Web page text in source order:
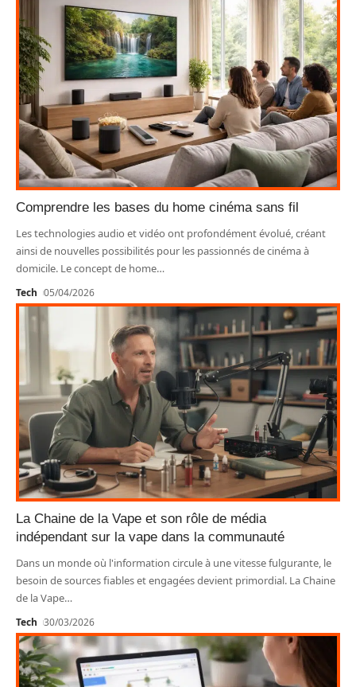
Comprendre les bases du home cinéma sans fil
Les technologies audio et vidéo ont profondément évolué, créant
ainsi de nouvelles possibilités pour les passionnés de cinéma à
domicile. Le concept de home…
Tech 05/04/2026
La Chaine de la Vape et son rôle de média
indépendant sur la vape dans la communauté
Dans un monde où l'information circule à une vitesse fulgurante, le
besoin de sources fiables et engagées devient primordial. La Chaine
de la Vape…
Tech 30/03/2026